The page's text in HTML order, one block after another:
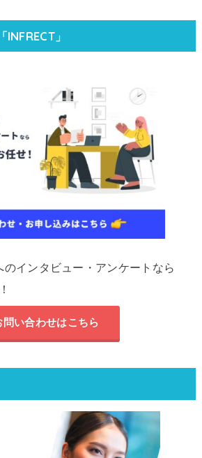
」
のインタビュー・アンケートなら
問い合わせはこちら